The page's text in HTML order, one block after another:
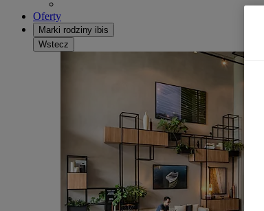
Oferty
Marki rodziny ibis
Wstecz